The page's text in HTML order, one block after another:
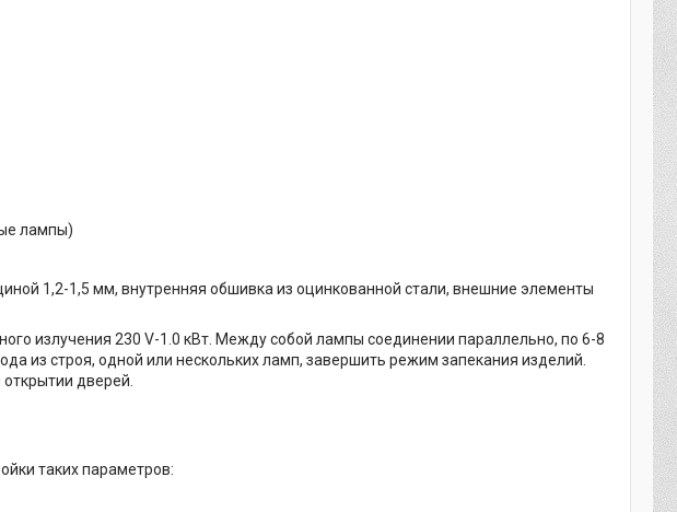
лампы)
1,2-1,5 мм, внутренняя обшивка из оцинкованной стали, внешние элементы
излучения 230 V-1.0 кВт. Между собой лампы соединении параллельно, по 6-8
из строя, одной или нескольких ламп, завершить режим запекания изделий.
дверей.
таких параметров: